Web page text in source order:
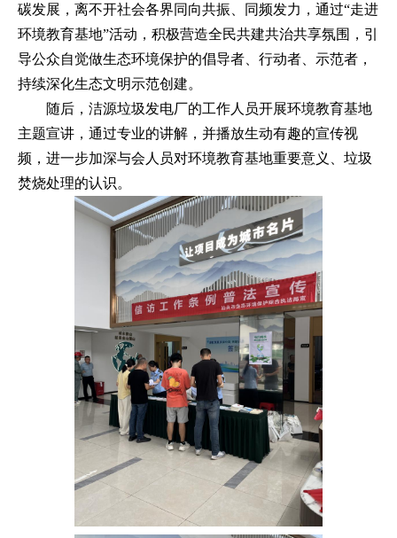
碳发展，离不开社会各界同向共振、同频发力，通过“走进
环境教育基地”活动，积极营造全民共建共治共享氛围，引
导公众自觉做生态环境保护的倡导者、行动者、示范者，
持续深化生态文明示范创建。
随后，洁源垃圾发电厂的工作人员开展环境教育基地
主题宣讲，通过专业的讲解，并播放生动有趣的宣传视
频，进一步加深与会人员对环境教育基地重要意义、垃圾
焚烧处理的认识。